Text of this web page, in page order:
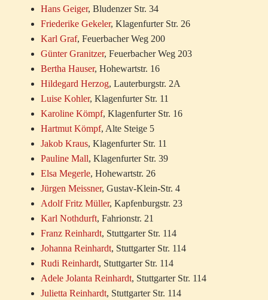
Hans Geiger, Bludenzer Str. 34
Friederike Gekeler, Klagenfurter Str. 26
Karl Graf, Feuerbacher Weg 200
Günter Granitzer, Feuerbacher Weg 203
Bertha Hauser, Hohewartstr. 16
Hildegard Herzog, Lauterburgstr. 2A
Luise Kohler, Klagenfurter Str. 11
Karoline Kömpf, Klagenfurter Str. 16
Hartmut Kömpf, Alte Steige 5
Jakob Kraus, Klagenfurter Str. 11
Pauline Mall, Klagenfurter Str. 39
Elsa Megerle, Hohewartstr. 26
Jürgen Meissner, Gustav-Klein-Str. 4
Adolf Fritz Müller, Kapfenburgstr. 23
Karl Nothdurft, Fahrionstr. 21
Franz Reinhardt, Stuttgarter Str. 114
Johanna Reinhardt, Stuttgarter Str. 114
Rudi Reinhardt, Stuttgarter Str. 114
Adele Jolanta Reinhardt, Stuttgarter Str. 114
Julietta Reinhardt, Stuttgarter Str. 114